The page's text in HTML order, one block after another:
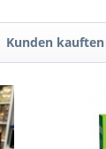
Kunden